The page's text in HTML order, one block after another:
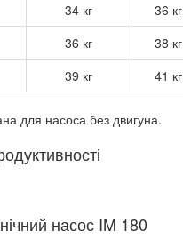
34 кг
36 кг
36 кг
38 кг
39 кг 41 кг
для насоса без двигуна.